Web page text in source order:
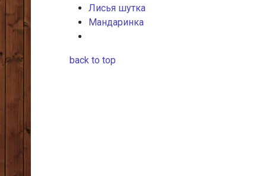
Лисья шутка
Мандаринка
back to top